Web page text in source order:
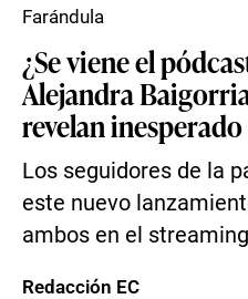
¿Se viene el
Alejandra
revelan
Los seguidores de la
este nuevo
ambos en el
Farándula
Redacción EC